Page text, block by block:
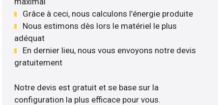
Grâce à ceci, nous calculons l’énergie produite
Nous estimons dès lors le matériel le plus
adéquat
En dernier lieu, nous vous envoyons notre devis
gratuitement
Notre devis est gratuit et se base sur la
configuration la plus efficace pour vous.